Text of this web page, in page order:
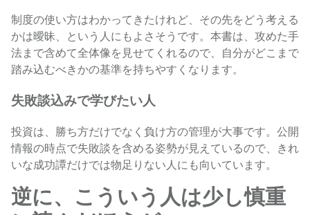
制度の使い方はわかってきたけれど、その先をどう考える
かは曖昧、という人にもよさそうです。本書は、攻めた手
法まで含めて全体像を見せてくれるので、自分がどこまで
踏み込むべきかの基準を持ちやすくなります。
失敗談込みで学びたい人
投資は、勝ち方だけでなく負け方の管理が大事です。公開
情報の時点で失敗談を含める姿勢が見えているので、きれ
いな成功譚だけでは物足りない人にも向いています。
逆に、こういう人は少し慎重